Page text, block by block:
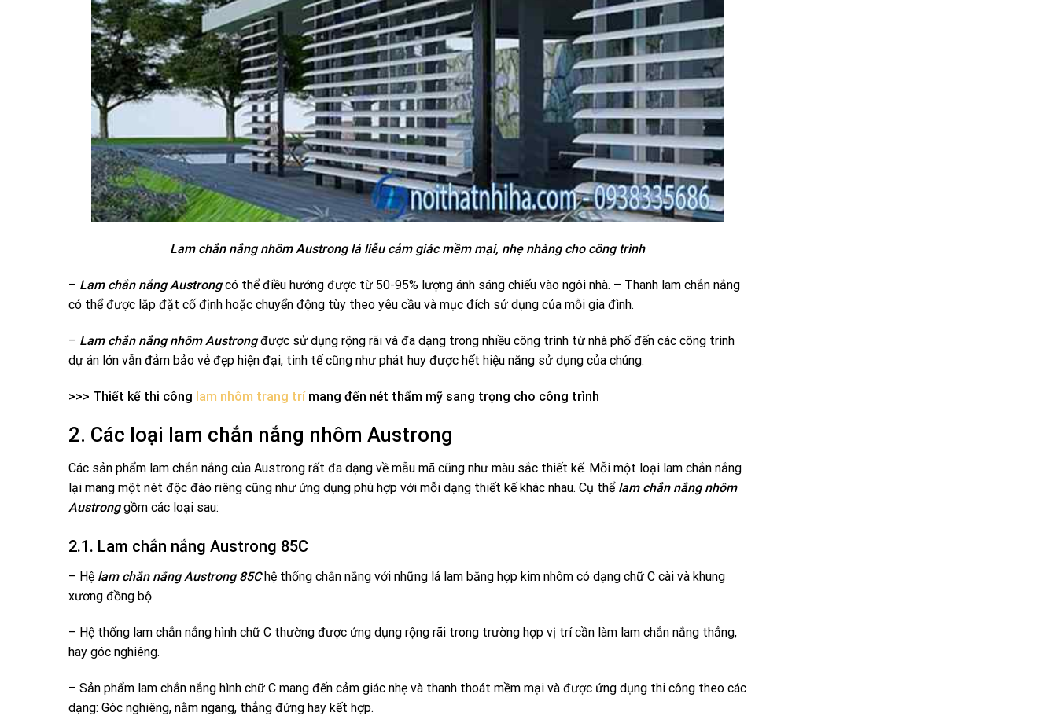
Lam chắn nắng nhôm Austrong lá liễu cảm giác mềm mại, nhẹ nhàng cho công trình
– Lam chắn nắng Austrongcó thể điều hướng được từ 50-95% lượng ánh sáng chiếu vào ngôi nhà. – Thanh lam chắn nắng
có thể được lắp đặt cố định hoặc chuyển động tùy theo yêu cầu và mục đích sử dụng của mỗi gia đình.
– Lam chắn nắng nhôm Austrongđược sử dụng rộng rãi và đa dạng trong nhiều công trình từ nhà phố đến các công trình
dự án lớn vẫn đảm bảo vẻ đẹp hiện đại, tinh tế cũng như phát huy được hết hiệu năng sử dụng của chúng.
>>> Thiết kế thi công lam nhôm trang trímang đến nét thẩm mỹ sang trọng cho công trình
2. Các loại lam chắn nắng nhôm Austrong
Các sản phẩm lam chắn nắng của Austrong rất đa dạng về mẫu mã cũng như màu sắc thiết kế. Mỗi một loại lam chắn nắng
lại mang một nét độc đáo riêng cũng như ứng dụng phù hợp với mỗi dạng thiết kế khác nhau. Cụ thể lam chắn nắng nhôm
Austronggồm các loại sau:
2.1. Lam chắn nắng Austrong 85C
– Hệ lam chắn nắng Austrong 85Chệ thống chắn nắng với những lá lam bằng hợp kim nhôm có dạng chữ C cài và khung
xương đồng bộ.
– Hệ thống lam chắn nắng hình chữ C thường được ứng dụng rộng rãi trong trường hợp vị trí cần làm lam chắn nắng thẳng,
hay góc nghiêng.
– Sản phẩm lam chắn nắng hình chữ C mang đến cảm giác nhẹ và thanh thoát mềm mại và được ứng dụng thi công theo các
dạng: Góc nghiêng, nằm ngang, thẳng đứng hay kết hợp.